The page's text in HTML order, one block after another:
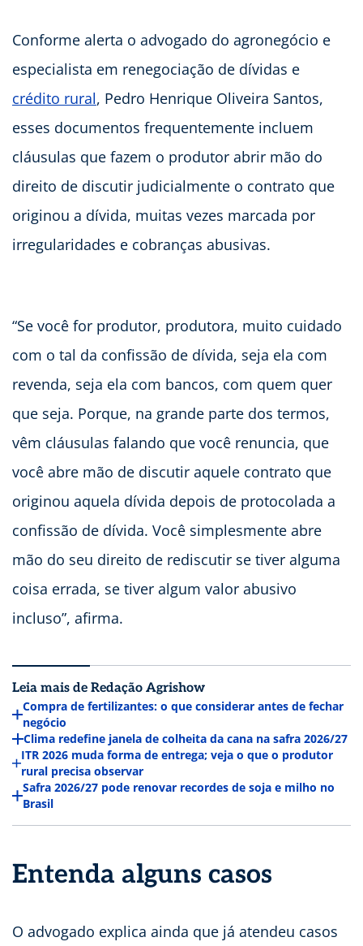
Conforme alerta o advogado do agronegócio e
especialista em renegociação de dívidas e
crédito rural, Pedro Henrique Oliveira Santos,
esses documentos frequentemente incluem
cláusulas que fazem o produtor abrir mão do
direito de discutir judicialmente o contrato que
originou a dívida, muitas vezes marcada por
irregularidades e cobranças abusivas.
“Se você for produtor, produtora, muito cuidado
com o tal da confissão de dívida, seja ela com
revenda, seja ela com bancos, com quem quer
que seja. Porque, na grande parte dos termos,
vêm cláusulas falando que você renuncia, que
você abre mão de discutir aquele contrato que
originou aquela dívida depois de protocolada a
confissão de dívida. Você simplesmente abre
mão do seu direito de rediscutir se tiver alguma
coisa errada, se tiver algum valor abusivo
incluso”, afirma.
Leia mais de Redação Agrishow
Compra de fertilizantes: o que considerar antes de fechar
negócio
Clima redefine janela de colheita da cana na safra 2026/27
ITR 2026 muda forma de entrega; veja o que o produtor
rural precisa observar
Safra 2026/27 pode renovar recordes de soja e milho no
Brasil
Entenda alguns casos
O advogado explica ainda que já atendeu casos